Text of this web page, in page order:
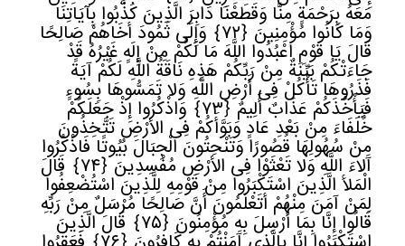
مَعَهُ بِرَحْمَةٍ مِنَّا وَقَطَعْنَا دَابِرَ الَّذِینَ کَذَّبُوا بِآیَاتِنَا
وَمَا کَانُوا مُؤْمِنِینَ ﴿٧٢﴾ وَإِلَى ثَمُودَ أَخَاهُمْ صَالِحًا
قَالَ یَا قَوْمِ اعْبُدُوا اللَّهَ مَا لَکُمْ مِنْ إِلَهٍ غَیْرُهُ قَدْ
جَاءَتْکُمْ بَیِّنَةٌ مِنْ رَبِّکُمْ هَذِهِ نَاقَةُ اللَّهِ لَکُمْ آیَةً
فَذَرُوهَا تَأْکُلْ فِی أَرْضِ اللَّهِ وَلا تَمَسُّوهَا بِسُوءٍ
فَیَأْخُذَکُمْ عَذَابٌ أَلِیمٌ﴿٧٣﴾ وَاذْکُرُوا إِذْ جَعَلَکُمْ
خُلَفَاءَ مِنْ بَعْدِ عَادٍ وَبَوَّأَکُمْ فِی الأرْضِ تَتَّخِذُونَ
مِنْ سُهُولِهَا قُصُورًا وَتَنْحِتُونَ الْجِبَالَ بُیُوتًا فَاذْکُرُوا
آلاءَ اللَّهِ وَلا تَعْثَوْا فِی الأرْضِ مُفْسِدِینَ﴿٧٤﴾ قَالَ
الْمَلأ الَّذِینَ اسْتَکْبَرُوا مِنْ قَوْمِهِ لِلَّذِینَ اسْتُضْعِفُوا
لِمَنْ آمَنَ مِنْهُمْ أَتَعْلَمُونَ أَنَّ صَالِحًا مُرْسَلٌ مِنْ رَبِّهِ
قَالُوا إِنَّا بِمَا أُرْسِلَ بِهِ مُؤْمِنُونَ ﴿٧٥﴾ قَالَ الَّذِینَ